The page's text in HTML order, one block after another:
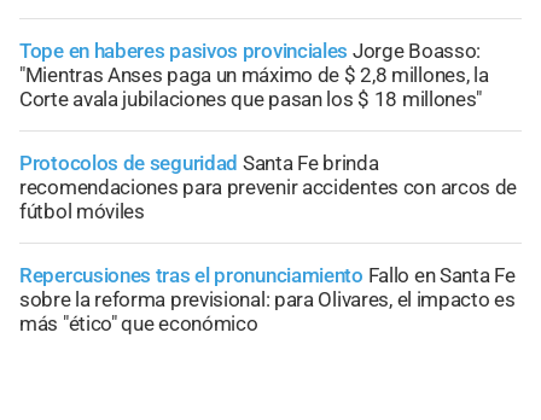
Tope en haberes pasivos provinciales Jorge Boasso:
"Mientras Anses paga un máximo de $ 2,8 millones, la
Corte avala jubilaciones que pasan los $ 18 millones"
Protocolos de seguridad Santa Fe brinda
recomendaciones para prevenir accidentes con arcos de
fútbol móviles
Repercusiones tras el pronunciamiento Fallo en Santa Fe
sobre la reforma previsional: para Olivares, el impacto es
más "ético" que económico